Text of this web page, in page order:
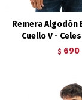
Remera Algodón
Cuello V -
$ 690